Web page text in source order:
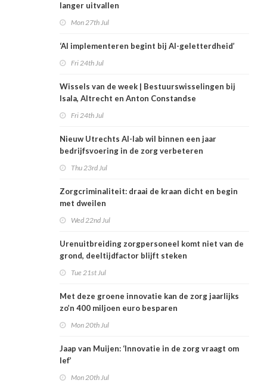
langer uitvallen
Mon 27th Jul
‘AI implementeren begint bij AI-geletterdheid’
Fri 24th Jul
Wissels van de week | Bestuurswisselingen bij
Isala, Altrecht en Anton Constandse
Fri 24th Jul
Nieuw Utrechts AI-lab wil binnen een jaar
bedrijfsvoering in de zorg verbeteren
Thu 23rd Jul
Zorgcriminaliteit: draai de kraan dicht en begin
met dweilen
Wed 22nd Jul
Urenuitbreiding zorgpersoneel komt niet van de
grond, deeltijdfactor blijft steken
Tue 21st Jul
Met deze groene innovatie kan de zorg jaarlijks
zo’n 400 miljoen euro besparen
Mon 20th Jul
Jaap van Muijen: ‘Innovatie in de zorg vraagt om
lef’
Mon 20th Jul